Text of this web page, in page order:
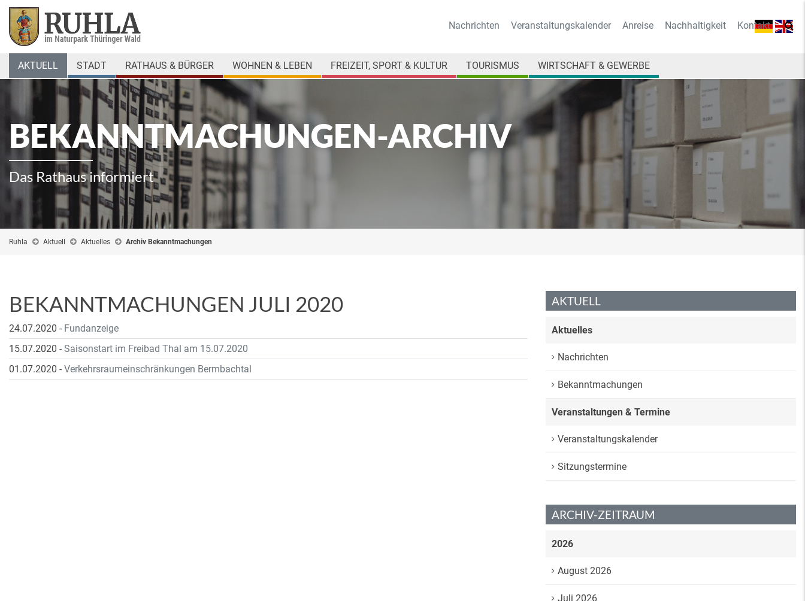
Nachrichten Veranstaltungskalender Anreise Nachhaltigkeit Kontakt
AKTUELL STADT RATHAUS & BÜRGER WOHNEN & LEBEN FREIZEIT, SPORT & KULTUR TOURISMUS WIRTSCHAFT & GEWERBE
BEKANNTMACHUNGEN-ARCHIV
Das Rathaus informiert
Ruhla Aktuell Aktuelles Archiv Bekanntmachungen
BEKANNTMACHUNGEN JULI 2020
24.07.2020 - Fundanzeige
15.07.2020 - Saisonstart im Freibad Thal am 15.07.2020
01.07.2020 - Verkehrsraumeinschränkungen Bermbachtal
AKTUELL
Aktuelles
Nachrichten
Bekanntmachungen
Veranstaltungen & Termine
Veranstaltungskalender
Sitzungstermine
ARCHIV-ZEITRAUM
2026
August 2026
Juli 2026